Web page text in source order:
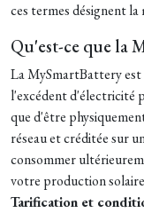
ces termes désignent la
Qu'est-ce que la
La MySmartBattery
l'excédent d'électricité
que d'être
réseau et créditée sur
consommer
votre production
Tarification et